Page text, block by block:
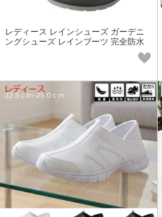
レディース レインシューズ ガーデニ
ングシューズ レインブーツ 完全防水